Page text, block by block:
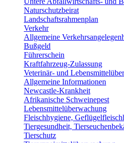
Naturschutzbeirat
Landschaftsrahmenplan
Verkehr
Allgemeine
Bußgeld
Führerschein
Kraftfahrzeug-Zulassung
Veterinär- und
Allgemeine Informationen
Newcastle-Krankheit
Afrikanische Schweinepest
Lebensmittelüberwachung
Fleischhygiene,
Tiergesundheit,
Tierschutz